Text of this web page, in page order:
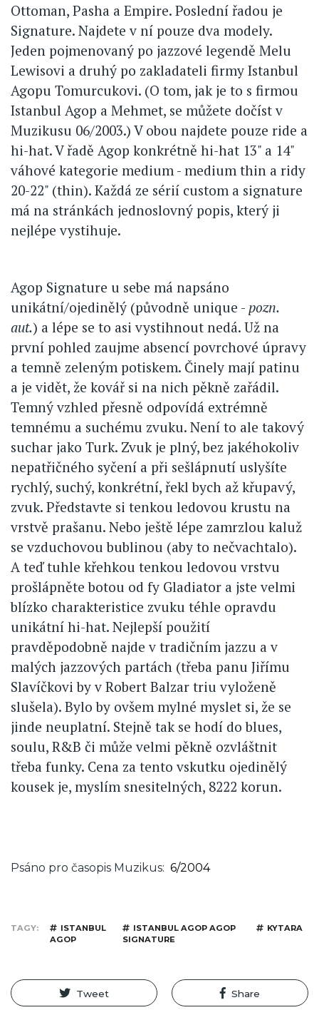
Ottoman, Pasha a Empire. Poslední řadou je
Signature. Najdete v ní pouze dva modely.
Jeden pojmenovaný po jazzové legendě Melu
Lewisovi a druhý po zakladateli firmy Istanbul
Agopu Tomurcukovi. (O tom, jak je to s firmou
Istanbul Agop a Mehmet, se můžete dočíst v
Muzikusu 06/2003.) V obou najdete pouze ride a
hi-hat. V řadě Agop konkrétně hi-hat 13" a 14"
váhové kategorie medium - medium thin a ridy
20-22" (thin). Každá ze sérií custom a signature
má na stránkách jednoslovný popis, který ji
nejlépe vystihuje.
Agop Signature u sebe má napsáno
unikátní/ojedinělý (původně unique - pozn.
aut.) a lépe se to asi vystihnout nedá. Už na
první pohled zaujme absencí povrchové úpravy
a temně zeleným potiskem. Činely mají patinu
a je vidět, že kovář si na nich pěkně zařádil.
Temný vzhled přesně odpovídá extrémně
temnému a suchému zvuku. Není to ale takový
suchar jako Turk. Zvuk je plný, bez jakéhokoliv
nepatřičného syčení a při sešlápnutí uslyšíte
rychlý, suchý, konkrétní, řekl bych až křupavý,
zvuk. Představte si tenkou ledovou krustu na
vrstvě prašanu. Nebo ještě lépe zamrzlou kaluž
se vzduchovou bublinou (aby to nečvachtalo).
A teď tuhle křehkou tenkou ledovou vrstvu
prošlápněte botou od fy Gladiator a jste velmi
blízko charakteristice zvuku téhle opravdu
unikátní hi-hat. Nejlepší použití
pravděpodobně najde v tradičním jazzu a v
malých jazzových partách (třeba panu Jiřímu
Slavíčkovi by v Robert Balzar triu vyloženě
slušela). Bylo by ovšem mylné myslet si, že se
jinde neuplatní. Stejně tak se hodí do blues,
soulu, R&B či může velmi pěkně ozvláštnit
třeba funky. Cena za tento vskutku ojedinělý
kousek je, myslím snesitelných, 8222 korun.
Psáno pro časopis Muzikus 6/2004
TAGY
ISTANBUL
AGOP
ISTANBUL AGOP AGOP
SIGNATURE
KYTARA
Tweet Share